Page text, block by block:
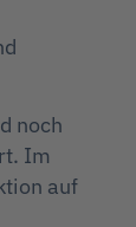
noch
Im
auf